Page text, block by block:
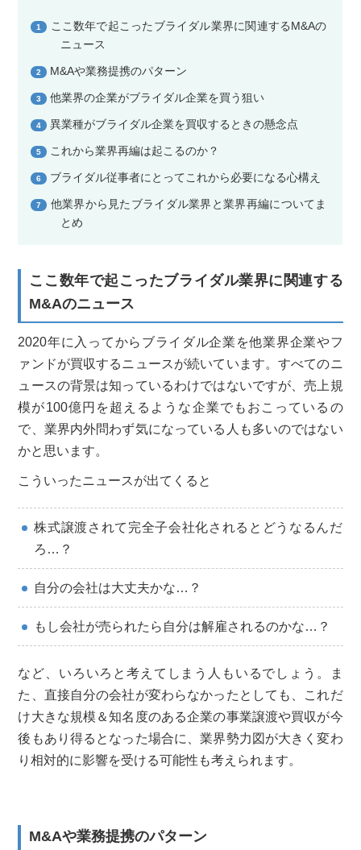
1
ここ数年で起こったブライダル業界に関連するM&Aの
ニュース
2 M&Aや業務提携のパターン
3 他業界の企業がブライダル企業を買う狙い
4 異業種がブライダル企業を買収するときの懸念点
5 これから業界再編は起こるのか？
6 ブライダル従事者にとってこれから必要になる心構え
7
他業界から見たブライダル業界と業界再編についてま
とめ
ここ数年で起こったブライダル業界に関連する
M&Aのニュース
2020年に入ってからブライダル企業を他業界企業やフ
ァンドが買収するニュースが続いています。すべてのニ
ュースの背景は知っているわけではないですが、売上規
模が100億円を超えるような企業でもおこっているの
で、業界内外問わず気になっている人も多いのではない
かと思います。
こういったニュースが出てくると
株式譲渡されて完全子会社化されるとどうなるんだ
ろ…？
自分の会社は大丈夫かな…？
もし会社が売られたら自分は解雇されるのかな…？
など、いろいろと考えてしまう人もいるでしょう。ま
た、直接自分の会社が変わらなかったとしても、これだ
け大きな規模＆知名度のある企業の事業譲渡や買収が今
後もあり得るとなった場合に、業界勢力図が大きく変わ
り相対的に影響を受ける可能性も考えられます。
M&Aや業務提携のパターン